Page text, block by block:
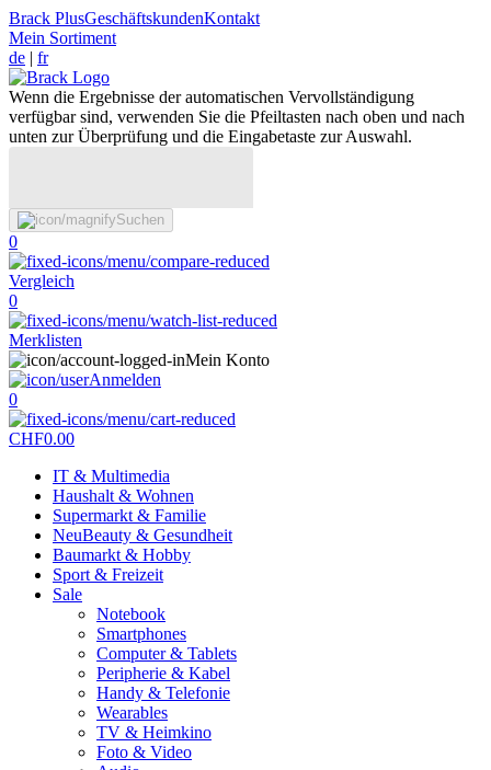
Brack PlusGeschäftskundenKontakt
Mein Sortiment
de | fr
Wenn die Ergebnisse der automatischen Vervollständigung
verfügbar sind, verwenden Sie die Pfeiltasten nach oben und nach
unten zur Überprüfung und die Eingabetaste zur Auswahl.
Suchen
0
Vergleich
0
Merklisten
Mein Konto
Anmelden
0
CHF0.00
IT & Multimedia
Haushalt & Wohnen
Supermarkt & Familie
NeuBeauty & Gesundheit
Baumarkt & Hobby
Sport & Freizeit
Sale
Notebook
Smartphones
Computer & Tablets
Peripherie & Kabel
Handy & Telefonie
Wearables
TV & Heimkino
Foto & Video